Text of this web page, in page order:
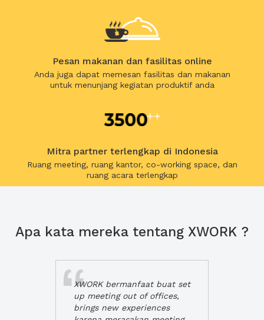
Pesan makanan dan fasilitas online
Anda juga dapat memesan fasilitas dan makanan
untuk menunjang kegiatan produktif anda
Mitra partner terlengkap di Indonesia
Ruang meeting, ruang kantor, co-working space, dan
ruang acara terlengkap
Apa kata mereka tentang XWORK ?
XWORK bermanfaat buat set
up meeting out of offices,
brings new experiences